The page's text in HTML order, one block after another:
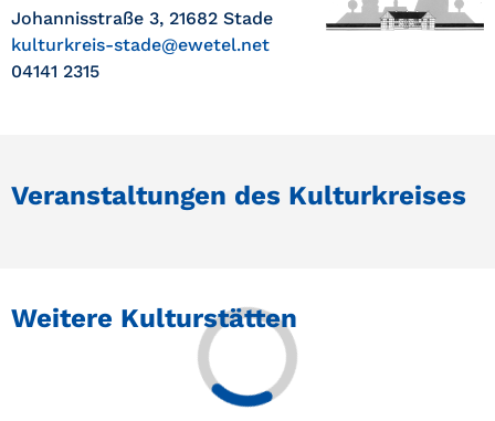
Johannisstraße 3, 21682 Stade
kulturkreis-stade@ewetel.net
04141 2315
Veranstaltungen des Kulturkreises
Weitere Kulturstätten